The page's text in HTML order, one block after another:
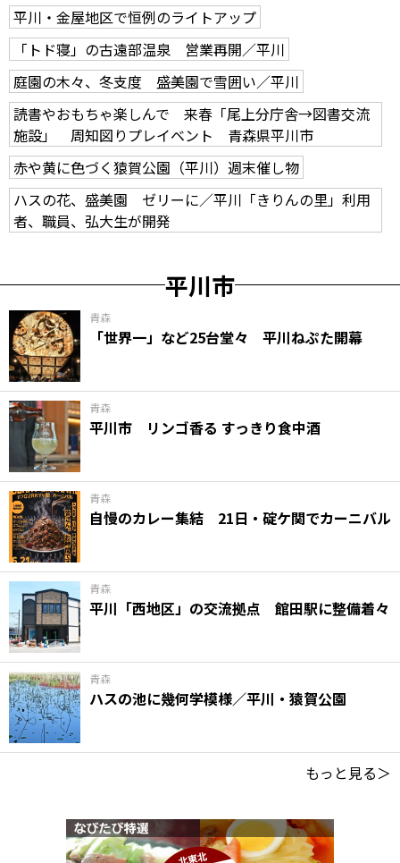
平川・金屋地区で恒例のライトアップ
「トド寝」の古遠部温泉 営業再開／平川
庭園の木々、冬支度 盛美園で雪囲い／平川
読書やおもちゃ楽しんで 来春「尾上分庁舎→図書交流
施設」 周知図りプレイベント 青森県平川市
赤や黄に色づく猿賀公園（平川）週末催し物
ハスの花、盛美園 ゼリーに／平川「きりんの里」利用
者、職員、弘大生が開発
平川市
青森
「世界一」など25台堂々 平川ねぷた開幕
青森
平川市 リンゴ香る すっきり食中酒
青森
自慢のカレー集結 21日・碇ケ関でカーニバル
青森
平川「西地区」の交流拠点 館田駅に整備着々
青森
ハスの池に幾何学模様／平川・猿賀公園
もっと見る＞